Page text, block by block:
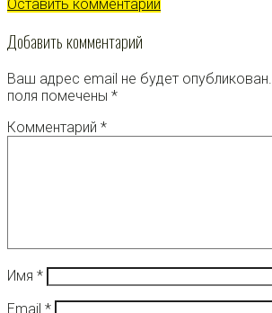
Оставить комментарий
Добавить комментарий
Ваш адрес email не будет опубликован.
поля помечены *
Комментарий *
Имя *
Email *